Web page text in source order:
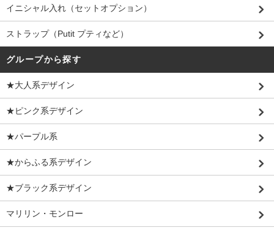
イニシャル入れ（セットオプション）
ストラップ（Putit プティなど）
グループから探す
★大人系デザイン
★ピンク系デザイン
★パープル系
★からふる系デザイン
★ブラック系デザイン
マリリン・モンロー